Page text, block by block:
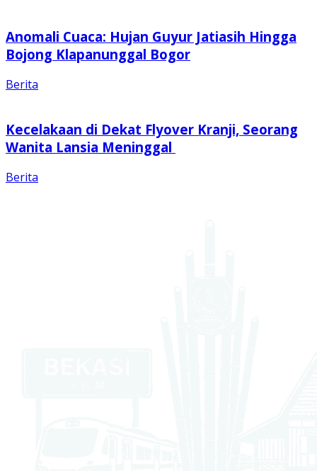
Anomali Cuaca: Hujan Guyur Jatiasih Hingga
Bojong Klapanunggal Bogor
Berita
Kecelakaan di Dekat Flyover Kranji, Seorang
Wanita Lansia Meninggal
Berita